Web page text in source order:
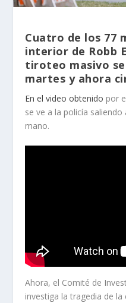
Cuatro de los 77
interior de Robb
tiroteo masivo
martes y ahora
En el video obtenido por
se ve a la policía
mano.
Ahora, el Comité de
investiga la tragedia de